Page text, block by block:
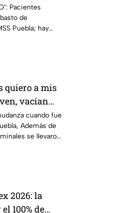
Pacientes
de
Puebla; hay
quiero a mis
vacían
mascotas
cuando fue
Además de
se llevaron
2026: la
100% de